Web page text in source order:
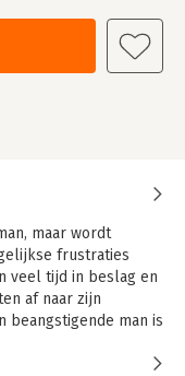
maar wordt
frustraties
veel tijd in beslag en
af naar zijn
beangstigende man is